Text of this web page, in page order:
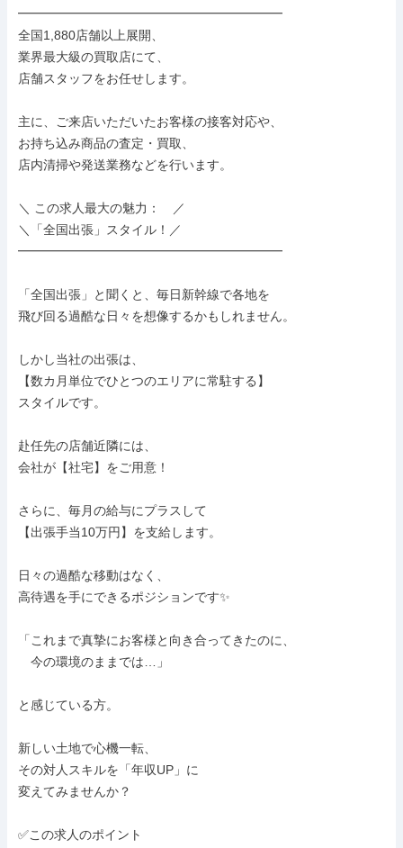
━━━━━━━━━━━━━━━━━━━━━
全国1,880店舗以上展開、
業界最大級の買取店にて、
店舗スタッフをお任せします。
主に、ご来店いただいたお客様の接客対応や、
お持ち込み商品の査定・買取、
店内清掃や発送業務などを行います。
＼ この求人最大の魅力：　／
＼「全国出張」スタイル！／
━━━━━━━━━━━━━━━━━━━━━
「全国出張」と聞くと、毎日新幹線で各地を
飛び回る過酷な日々を想像するかもしれません。
しかし当社の出張は、
【数カ月単位でひとつのエリアに常駐する】
スタイルです。
赴任先の店舗近隣には、
会社が【社宅】をご用意！
さらに、毎月の給与にプラスして
【出張手当10万円】を支給します。
日々の過酷な移動はなく、
高待遇を手にできるポジションです✨
「これまで真摯にお客様と向き合ってきたのに、
今の環境のままでは…」
と感じている方。
新しい土地で心機一転、
その対人スキルを「年収UP」に
変えてみませんか？
✅この求人のポイント